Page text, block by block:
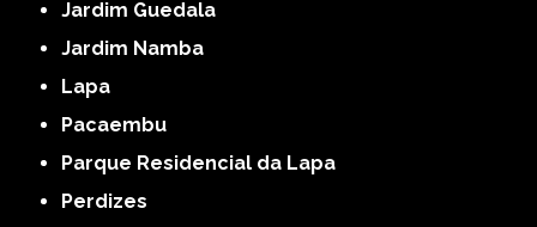
Jardim Guedala
Jardim Namba
Lapa
Pacaembu
Parque Residencial da Lapa
Perdizes